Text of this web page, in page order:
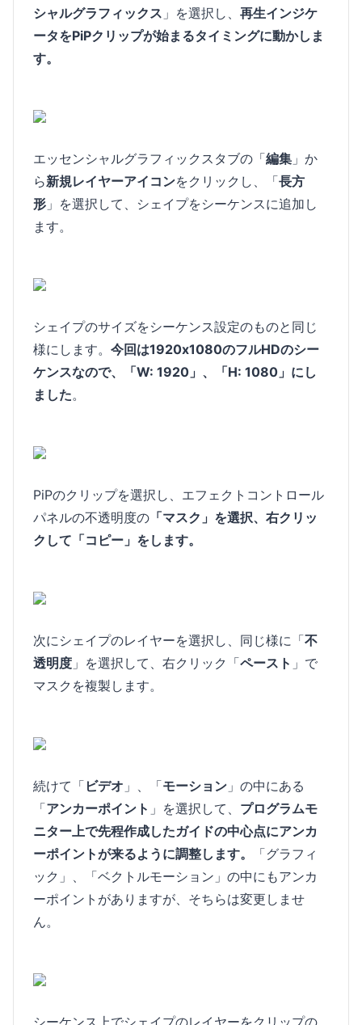
シャルグラフィックス 」を選択し、 再生インジケ
ータをPiPクリップが始まるタイミングに動かしま
す。
エッセンシャルグラフィックスタブの「編集 」か
ら新規レイヤーアイコンをクリックし、「長方
形 」を選択して、シェイプをシーケンスに追加し
ます。
シェイプのサイズをシーケンス設定のものと同じ
様にします。 今回は1920x1080のフルHDのシー
ケンスなので、「W: 1920」、「H: 1080」にし
ました。
PiPのクリップを選択し、エフェクトコントロール
パネルの不透明度の 「マスク」を選択、右クリッ
クして「コピー」をします。
次にシェイプのレイヤーを選択し、同じ様に「不
透明度 」を選択して、右クリック「ペースト 」で
マスクを複製します。
続けて「 ビデオ 」、「モーション 」の中にある
「アンカーポイント 」を選択して、 プログラムモ
ニター上で先程作成したガイドの中心点にアンカ
ーポイントが来るように調整します。
「グラフィ
ック」、「ベクトルモーション」の中にもアンカ
ーポイントがありますが、そちらは変更しませ
ん。